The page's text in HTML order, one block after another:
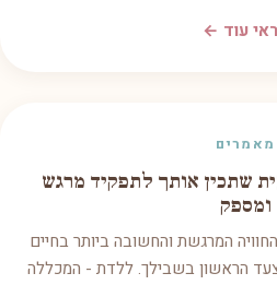
עוד ←
מאמרים
שתכין אותך לתפקיד מרגש
ומספק
המרגשת והחשובה ביותר בחיים
הראשון בשבילך. ללדת - המכללה